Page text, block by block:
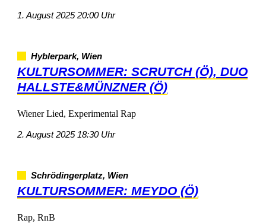
1.August202520:00Uhr
Hyblerpark,Wien
KULTURSOMMER:SCRUTCH(Ö),DUO
HALLSTE&MÜNZNER(Ö)
WienerLied,ExperimentalRap
2.August202518:30Uhr
Schrödingerplatz,Wien
KULTURSOMMER:MEYDO(Ö)
Rap,RnB